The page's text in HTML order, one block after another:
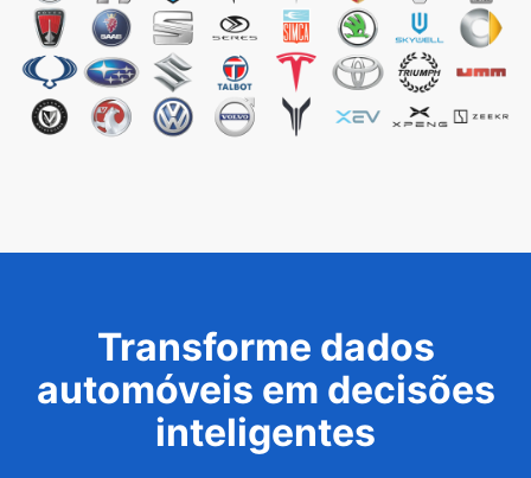
Transforme dados
automóveis em decisões
inteligentes